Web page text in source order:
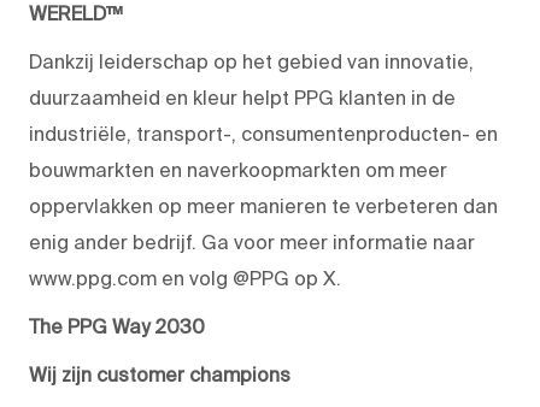
WERELD™
Dankzij leiderschap op het gebied van innovatie,
duurzaamheid en kleur helpt PPG klanten in de
industriële, transport-, consumentenproducten- en
bouwmarkten en naverkoopmarkten om meer
oppervlakken op meer manieren te verbeteren dan
enig ander bedrijf. Ga voor meer informatie naar
www.ppg.com en volg @PPG op X.
The PPG Way 2030
Wij zijn customer champions